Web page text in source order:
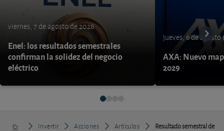
viernes, 7 de agosto de 2026
Enel: los resultados semestrales
confirman la solidez del negocio
eléctrico
jueves, 6 de agosto
AXA: Nuevo
2029
Invertir Acciones Artículos
Resultado semestral de